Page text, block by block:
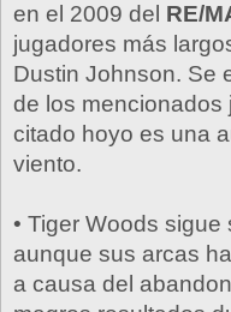
en el 2009 del RE/
jugadores más
Dustin Johnson. Se
de los mencionados
citado hoyo es una
viento.
• Tiger Woods
aunque sus arcas
a causa del